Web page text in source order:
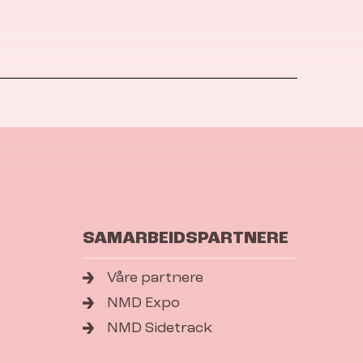
SAMARBEIDSPARTNERE
Våre partnere
NMD Expo
NMD Sidetrack